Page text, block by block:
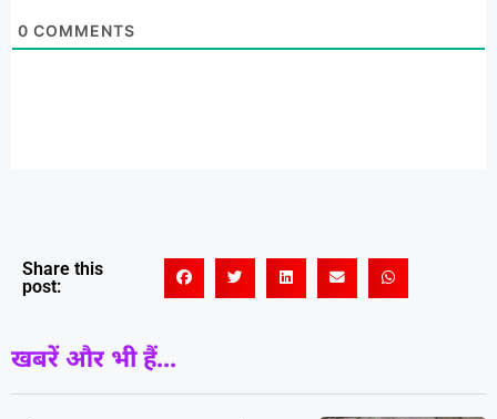
0 COMMENTS
Share this
post:
खबरें और भी हैं...